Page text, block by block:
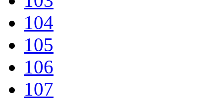
104
105
106
107